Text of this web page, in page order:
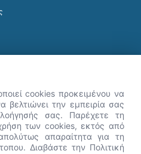
ήρθες! Είμαι η Νόησις.
πώς μπορώ να σε βοηθήσω
cookies προκειμένου να
βελτιώνει την εμπειρία σας
σας. Παρέχετε τη
των cookies, εκτός από
απαραίτητα για τη
Διαβάστε την Πολιτική